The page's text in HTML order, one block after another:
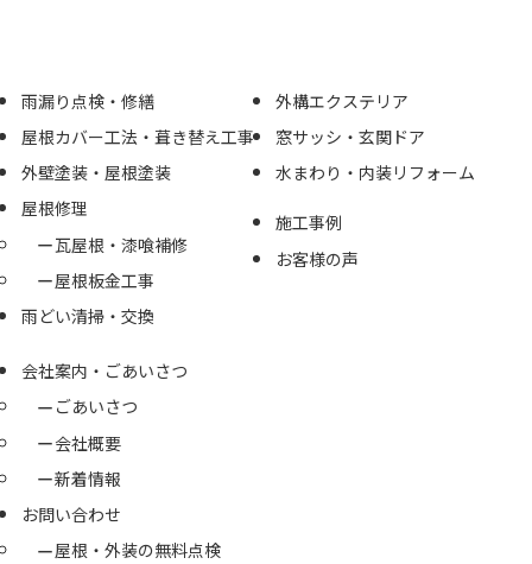
雨漏り点検・修繕
屋根カバー工法・葺き替え工事
外壁塗装・屋根塗装
屋根修理
瓦屋根・漆喰補修
屋根板金工事
雨どい清掃・交換
外構エクステリア
窓サッシ・玄関ドア
水まわり・内装リフォーム
施工事例
お客様の声
会社案内・ごあいさつ
ごあいさつ
会社概要
新着情報
お問い合わせ
屋根・外装の無料点検